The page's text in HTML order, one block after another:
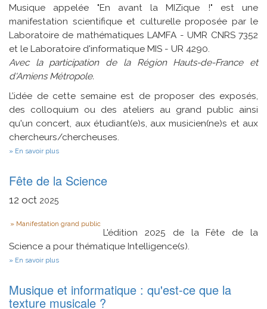
Musique appelée "En avant la MIZique !" est une
manifestation scientifique et culturelle proposée par le
Laboratoire de mathématiques LAMFA - UMR CNRS 7352
et le Laboratoire d'informatique MIS - UR 4290.
Avec la participation de la Région Hauts-de-France et
d'Amiens Métropole.
L’idée de cette semaine est de proposer des exposés,
des colloquium ou des ateliers au grand public ainsi
qu'un concert, aux étudiant(e)s, aux musicien(ne)s et aux
chercheurs/chercheuses.
En savoir plus
la
Mizique
de
Fête de la Science
12 oct 2025
Type
Manifestation grand public
L'édition 2025 de la Fête de la
Science a pour thématique Intelligence(s).
En savoir plus
la
Science
Musique et informatique : qu'est-ce que la
texture musicale ?